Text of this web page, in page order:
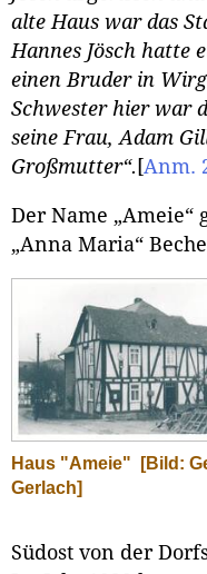
alte Haus war das
Hannes Jösch hatte
einen Bruder in
Schwester hier war
seine Frau, Adam
Großmutter“. [Anm.
Der Name „Ameie“
„Anna Maria“
Haus "Ameie"
[Bild:
Gerlach]
Südost von der